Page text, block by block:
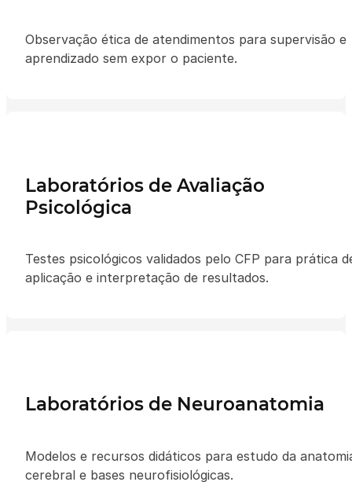
Observação ética de atendimentos para supervisão e
aprendizado sem expor o paciente.
Laboratórios de Avaliação
Psicológica
Testes psicológicos validados pelo CFP para prática
aplicação e interpretação de resultados.
Laboratórios de Neuroanatomia
Modelos e recursos didáticos para estudo da
cerebral e bases neurofisiológicas.